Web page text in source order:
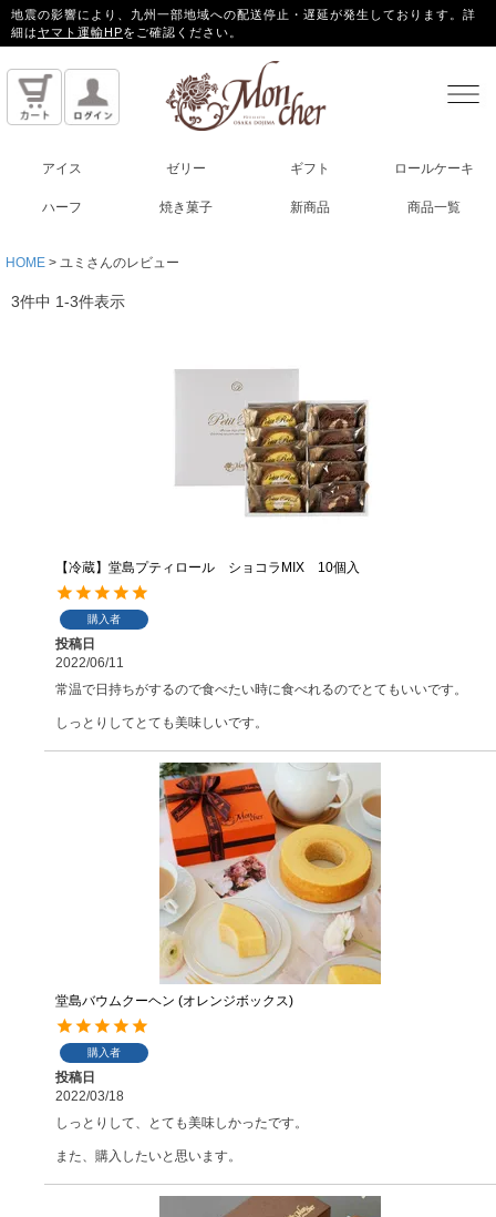
地震の影響により、九州一部地域への配送停止・遅延が発生しております。詳
細はヤマト運輸HPをご確認ください。
アイス ゼリー ギフト ロールケーキ
ハーフ 焼き菓子 新商品 商品一覧
HOME ユミさんのレビュー
3件中 1-3件表示
【冷蔵】堂島プティロール ショコラMIX 10個入
購入者
投稿日
2022/06/11
常温で日持ちがするので食べたい時に食べれるのでとてもいいです。
しっとりしてとても美味しいです。
堂島バウムクーヘン (オレンジボックス)
購入者
投稿日
2022/03/18
しっとりして、とても美味しかったです。
また、購入したいと思います。